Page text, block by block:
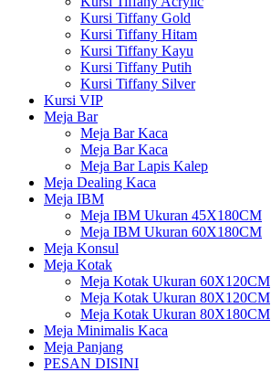
Kursi Tiffany Gold
Kursi Tiffany Hitam
Kursi Tiffany Kayu
Kursi Tiffany Putih
Kursi Tiffany Silver
Kursi VIP
Meja Bar
Meja Bar Kaca
Meja Bar Kaca
Meja Bar Lapis Kalep
Meja Dealing Kaca
Meja IBM
Meja IBM Ukuran 45X180CM
Meja IBM Ukuran 60X180CM
Meja Konsul
Meja Kotak
Meja Kotak Ukuran 60X120CM
Meja Kotak Ukuran 80X120CM
Meja Kotak Ukuran 80X180CM
Meja Minimalis Kaca
Meja Panjang
PESAN DISINI